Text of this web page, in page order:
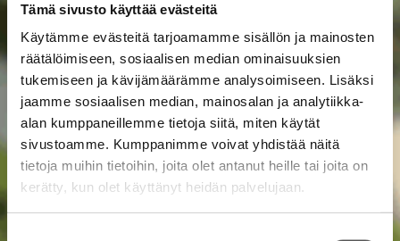
Tämä sivusto käyttää evästeitä
Käytämme evästeitä tarjoamamme sisällön ja mainosten
räätälöimiseen, sosiaalisen median ominaisuuksien
tukemiseen ja kävijämäärämme analysoimiseen. Lisäksi
jaamme sosiaalisen median, mainosalan ja analytiikka-
alan kumppaneillemme tietoja siitä, miten käytät
sivustoamme. Kumppanimme voivat yhdistää näitä
tietoja muihin tietoihin, joita olet antanut heille tai joita on
kerätty, kun olet käyttänyt heidän palvelujaan.